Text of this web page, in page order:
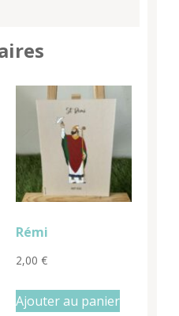
Rémi
2,00 €
Ajouter au panier